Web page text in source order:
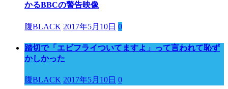
かるBBCの警告映像
腹BLACK 2017年5月10日 0
踏切で「エビフライついてますよ」って言われて恥ず
かしかった
腹BLACK 2017年5月10日 0